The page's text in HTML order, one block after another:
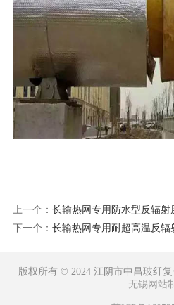
上一个： 长输热网专用防水型反辐射
下一个： 长输热网专用耐超高温反辐
版权所有 © 2024 江阴市中昌玻纤
无锡网站